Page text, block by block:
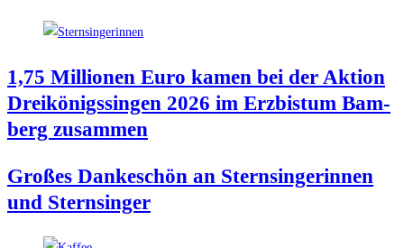
1,75 Mil­lio­nen Euro kamen bei der Akti­on
Drei­kö­nigs­sin­gen 2026 im Erz­bis­tum Bam­
berg zusammen
Gro­ßes Dan­ke­schön an Stern­sin­ge­rin­nen
und Sternsinger